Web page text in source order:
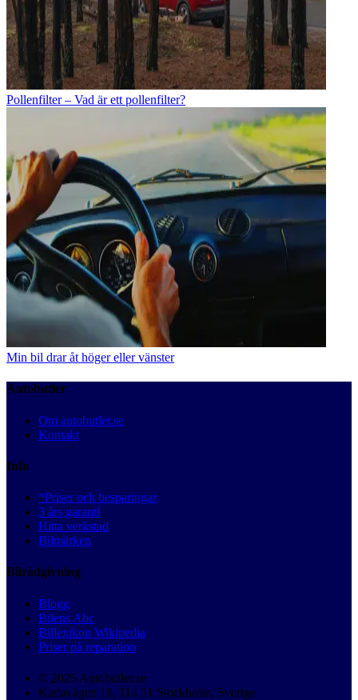
Pollenfilter – Vad är ett pollenfilter?
Min bil drar åt höger eller vänster
Autobutler
Om autobutler.se
Kontakt
Info
*Priser och besparingar
3 års garanti
Hitta verkstad
Bilmärken
Bilrådgivning
Blogg
Bilens Abc
Billexikon Wikipedia
Priser på reparation
© 2026 Autobutler.se
Karlavägen 18, 114 31 Stockholm, Sverige